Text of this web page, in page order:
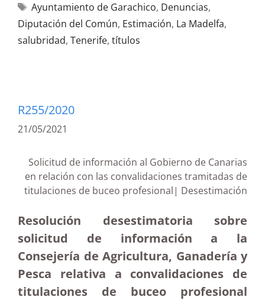
Ayuntamiento de Garachico, Denuncias,
Diputación del Común, Estimación, La Madelfa,
salubridad, Tenerife, títulos
R255/2020
21/05/2021
Solicitud de información al Gobierno de Canarias
en relación con las convalidaciones tramitadas de
titulaciones de buceo profesional| Desestimación
Resolución desestimatoria sobre
solicitud de información a la
Consejería de Agricultura, Ganadería y
Pesca relativa a convalidaciones de
titulaciones de buceo profesional